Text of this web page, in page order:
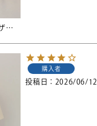
フリルハイウエストデザインパンツ
購入者
投稿日 2026/06/12